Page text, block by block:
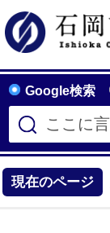
Google検索
現在のページ